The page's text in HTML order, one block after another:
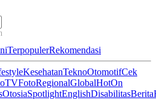
TerpopulerRekomendasi
KesehatanTeknoOtomotifCek
TVFotoRegionalGlobalHotOn
OtosiaSpotlightEnglishDisabilitasBerita